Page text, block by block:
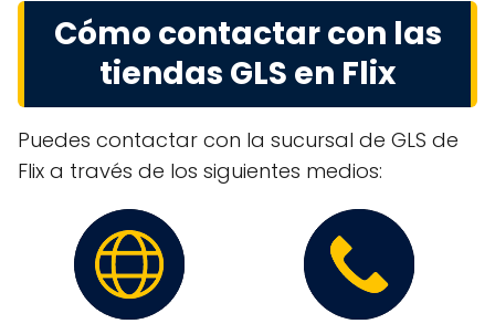
Cómo contactar con las
tiendas GLS en Flix
Puedes contactar con la sucursal de GLS de
Flix a través de los siguientes medios: